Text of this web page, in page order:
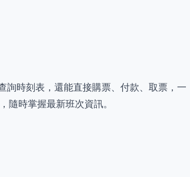
詢時刻表，還能直接購票、付款、取票，一
時掌握最新班次資訊。